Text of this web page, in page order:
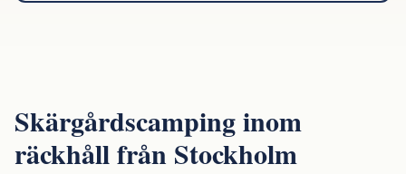
0176-44233
Skärgårdscamping inom
räckhåll från Stockholm